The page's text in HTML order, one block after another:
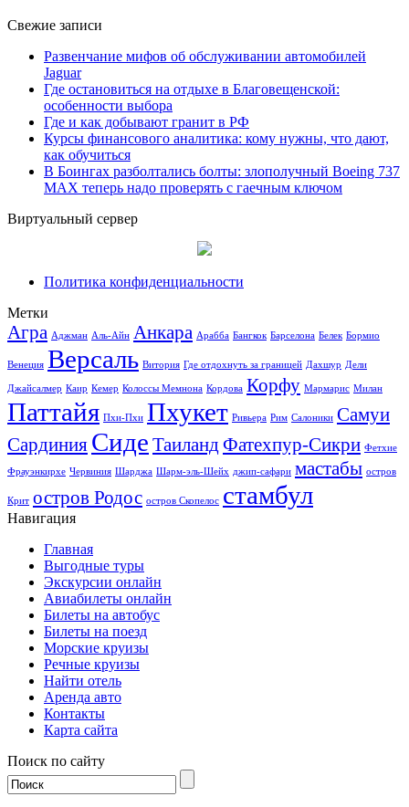
Свежие записи
Развенчание мифов об обслуживании автомобилей
Jaguar
Где остановиться на отдыхе в Благовещенской:
особенности выбора
Где и как добывают гранит в РФ
Курсы финансового аналитика: кому нужны, что дают,
как обучиться
В Боингах разболтались болты: злополучный Boeing 737
MAX теперь надо проверять с гаечным ключом
Виртуальный сервер
Политика конфиденциальности
Метки
Агра Аджман Аль-Айн Анкара Арабба Бангкок Барселона Белек Бормио
Венеция Версаль Витория Где отдохнуть за границей Дахшур Дели
Джайсалмер Каир Кемер Колоссы Мемнона Кордова Корфу Мармарис Милан
Паттайя Пхи-Пхи Пхукет Ривьера Рим Салоники Самуи
Сардиния Сиде ТаиландФатехпур-Сикри Фетхие
Фрауэнкирхе Червиния Шарджа Шарм-эль-Шейх джип-сафари мастабы остров
Крит остров Родос остров Скопелос стамбул
Навигация
Главная
Выгодные туры
Экскурсии онлайн
Авиабилеты онлайн
Билеты на автобус
Билеты на поезд
Морские круизы
Речные круизы
Найти отель
Аренда авто
Контакты
Карта сайта
Поиск по сайту